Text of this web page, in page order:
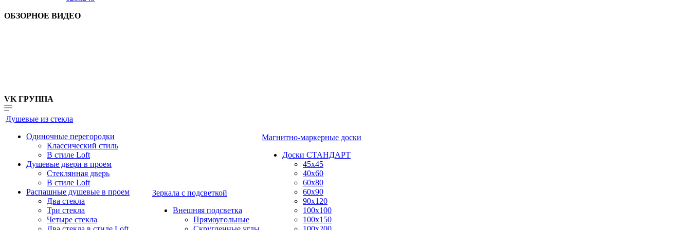
ОБЗОРНОЕ ВИДЕО
VK ГРУППА
Душевые из стекла
Одиночные перегородки
Классический стиль
В стиле Loft
Душевые двери в проем
Стеклянная дверь
В стиле Loft
Распашные душевые в проем
Два стекла
Три стекла
Четыре стекла
Зеркала с подсветкой
Внешняя подсветка
Прямоугольные
Магнитно-маркерные доски
Доски СТАНДАРТ
45x45
40x60
60x80
60x90
90x120
100x100
100x150